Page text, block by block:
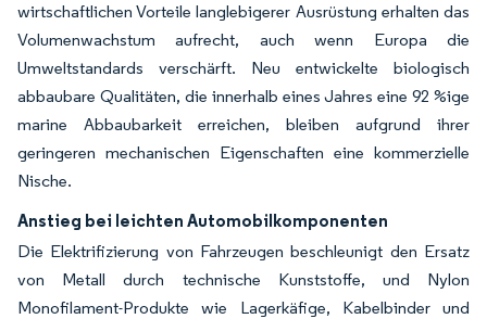
wirtschaftlichen Vorteile langlebigerer Ausrüstung erhalten das
Volumenwachstum aufrecht, auch wenn Europa die
Umweltstandards verschärft. Neu entwickelte biologisch
abbaubare Qualitäten, die innerhalb eines Jahres eine 92 %ige
marine Abbaubarkeit erreichen, bleiben aufgrund ihrer
geringeren mechanischen Eigenschaften eine kommerzielle
Nische.
Anstieg bei leichten Automobilkomponenten
Die Elektrifizierung von Fahrzeugen beschleunigt den Ersatz
von Metall durch technische Kunststoffe, und Nylon
Monofilament-Produkte wie Lagerkäfige, Kabelbinder und